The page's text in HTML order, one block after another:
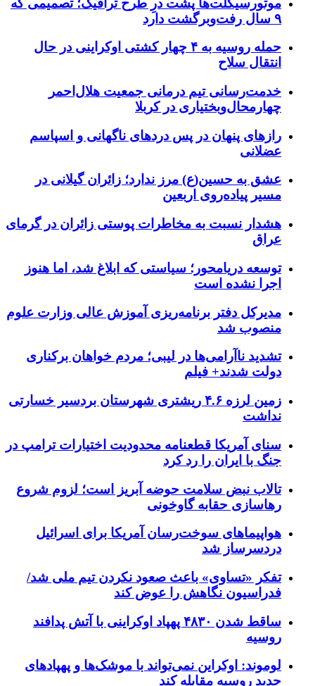
۹ سال رفت‌وبرگشت دارد
حمله روسیه به ۴ چهار کشتی اوکراینی در حال
انتقال سلاح
خدمت‌رسانی تیم درمانی جمعیت هلال‌احمر
چهارمحال‌وبختیاری در کربلا
رازهای پنهان در پس دردهای ناگهانی و اسپاسم
عضلانی
عشق به حسین(ع) مرز ندارد؛ زائران گیلانی در
مسیر پیاده‌روی اربعین
هشدار نسبت به مخاطرات پوستی زائران در گرمای
عراق
توسعه دریامحور؛ سیاستی که ابلاغ شد، اما هنوز
اجرا نشده است
مدیرکل دفتر برنامه‌ریزی آموزش عالی وزارت علوم
منصوب شد
تشدید ناآرامی‌ها در لیبی؛ مردم خواهان برکناری
دولت شدند+ فیلم
زمین لرزه ۴.۶ ریشتری شهرستان بردسیر خسارتی
نداشت
سنای آمریکا قطعنامه محدودیت اختیارات ترامپ در
جنگ با ایران را رد کرد
تالاب نبض سلامت حوضه آبریز است؛ لزوم شروع
رهاسازی حقابه گاوخونی
هواپیماهای سوخت‌رسان آمریکا برای اسرائیل
دردسرساز شد
تفکر «تساوی» باعث صعود نکردن تیم ملی شد/
فدراسیون نگاهش را عوض کند
ساقط شدن ۴۸۳۰ پهپاد اوکراینی با آتش پدافند
روسیه
لوموند: اوکراین نمی‌تواند با موشک‌ها و پهپادهای
جدید روسیه مقابله کند